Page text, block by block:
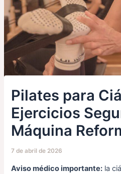
Pilates para
Ejercicios
Máquina
7 de abril de 2026
Aviso médico importante: la